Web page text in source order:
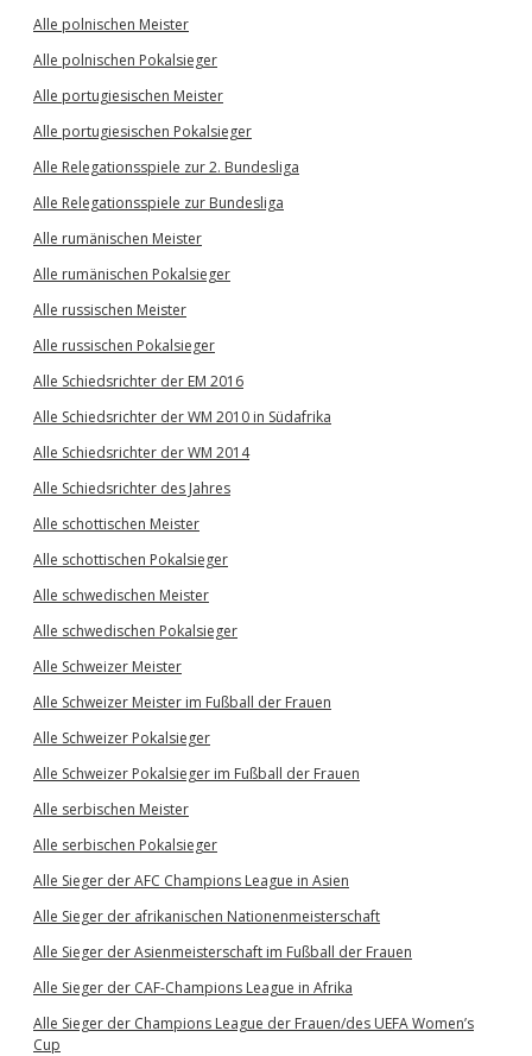
Alle polnischen Meister
Alle polnischen Pokalsieger
Alle portugiesischen Meister
Alle portugiesischen Pokalsieger
Alle Relegationsspiele zur 2. Bundesliga
Alle Relegationsspiele zur Bundesliga
Alle rumänischen Meister
Alle rumänischen Pokalsieger
Alle russischen Meister
Alle russischen Pokalsieger
Alle Schiedsrichter der EM 2016
Alle Schiedsrichter der WM 2010 in Südafrika
Alle Schiedsrichter der WM 2014
Alle Schiedsrichter des Jahres
Alle schottischen Meister
Alle schottischen Pokalsieger
Alle schwedischen Meister
Alle schwedischen Pokalsieger
Alle Schweizer Meister
Alle Schweizer Meister im Fußball der Frauen
Alle Schweizer Pokalsieger
Alle Schweizer Pokalsieger im Fußball der Frauen
Alle serbischen Meister
Alle serbischen Pokalsieger
Alle Sieger der AFC Champions League in Asien
Alle Sieger der afrikanischen Nationenmeisterschaft
Alle Sieger der Asienmeisterschaft im Fußball der Frauen
Alle Sieger der CAF-Champions League in Afrika
Alle Sieger der Champions League der Frauen/des UEFA Women’s
Cup